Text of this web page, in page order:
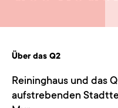
Über das Q2
Reininghaus und das
aufstrebenden